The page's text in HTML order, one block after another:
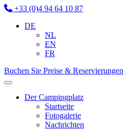
+33 (0)4 94 64 10 87
DE
NL
EN
FR
Buchen Sie Preise & Reservierungen
Der Campingplatz
Startseite
Fotogalerie
Nachrichten